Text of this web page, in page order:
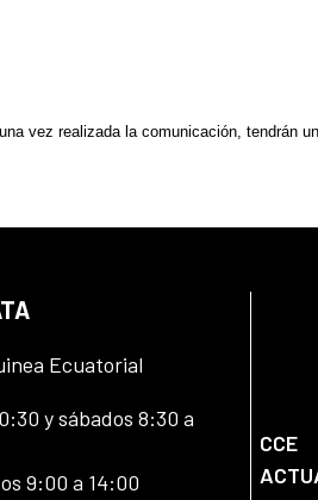
vez realizada la comunicación, tendrán
Ecuatorial
y sábados 8:30 a
9:00 a 14:00
CCE